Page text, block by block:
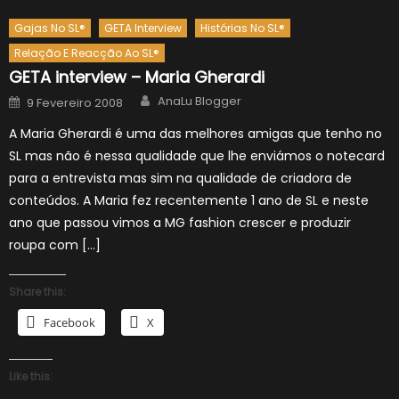
Gajas No SL® GETA Interview
Histórias No SL®
Relação E Reacção Ao SL®
GETA interview – Maria Gherardi
Posted
on
9 Fevereiro 2008 Author
AnaLu Blogger
A Maria Gherardi é uma das melhores amigas que tenho no
SL mas não é nessa qualidade que lhe enviámos o notecard
para a entrevista mas sim na qualidade de criadora de
conteúdos. A Maria fez recentemente 1 ano de SL e neste
ano que passou vimos a MG fashion crescer e produzir
roupa com […]
Share this:
Facebook X
Like this: